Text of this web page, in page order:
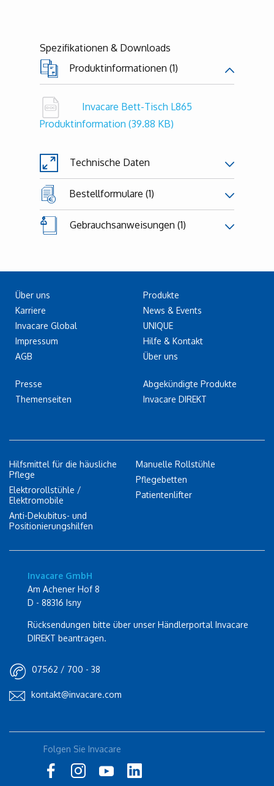
Spezifikationen & Downloads
Produktinformationen (1)
Invacare Bett-Tisch L865
Produktinformation (39.88 KB)
Technische Daten
Bestellformulare (1)
Gebrauchsanweisungen (1)
Über uns
Karriere
Invacare Global
Impressum
AGB
Presse
Themenseiten
Produkte
News & Events
UNIQUE
Hilfe & Kontakt
Über uns
Abgekündigte Produkte
Invacare DIREKT
Hilfsmittel für die häusliche
Pflege
Elektrorollstühle /
Elektromobile
Anti-Dekubitus- und
Positionierungshilfen
Manuelle Rollstühle
Pflegebetten
Patientenlifter
Invacare GmbH
Am Achener Hof 8
D - 88316 Isny
Rücksendungen bitte über unser Händlerportal Invacare
DIREKT beantragen.
07562 / 700 - 38
kontakt@invacare.com
Folgen Sie Invacare